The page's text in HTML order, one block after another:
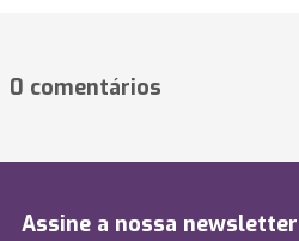
0 comentários
Assine a nossa newsletter